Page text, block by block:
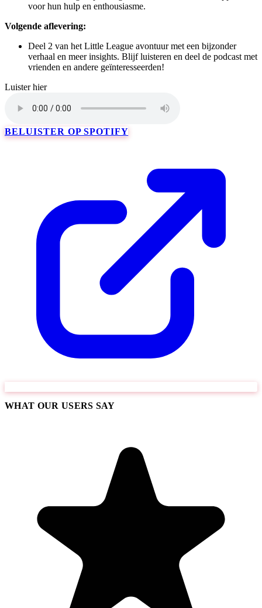
voor hun hulp en enthousiasme.
Volgende aflevering:
Deel 2 van het Little League avontuur met een bijzonder
verhaal en meer insights. Blijf luisteren en deel de podcast met
vrienden en andere geïnteresseerden!
Luister hier
BELUISTER OP SPOTIFY
WHAT OUR USERS SAY